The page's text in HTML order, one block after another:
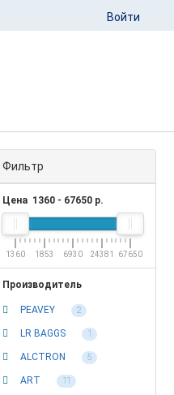
Войти
Фильтр
Цена 1360 - 67650 р.
1360 1853 6930 24381 67650
Производитель
PEAVEY 2
LR BAGGS 1
ALCTRON 5
ART 11